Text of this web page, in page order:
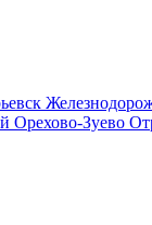
Орехово-Зуево